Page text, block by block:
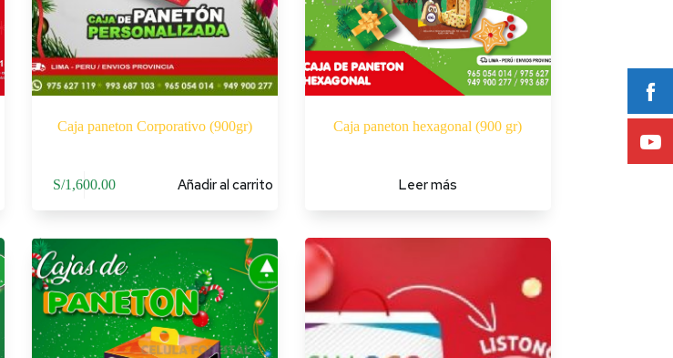
Caja paneton Corporativo (900gr)
S/1,600.00 Añadir al carrito
Caja paneton hexagonal (900 gr)
Leer más